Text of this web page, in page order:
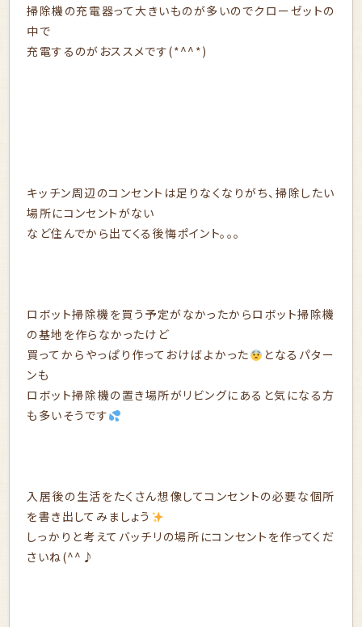
掃除機の充電器って大きいものが多いのでクローゼットの
中で
充電するのがおススメです(*^^*)
キッチン周辺のコンセントは足りなくなりがち、掃除したい
場所にコンセントがない
など住んでから出てくる後悔ポイント。。。
ロボット掃除機を買う予定がなかったからロボット掃除機
の基地を作らなかったけど
買ってからやっぱり作っておけばよかった
となるパター
ンも
ロボット掃除機の置き場所がリビングにあると気になる方
も多いそうです
入居後の生活をたくさん想像してコンセントの必要な個所
を書き出してみましょう
しっかりと考えてバッチリの場所にコンセントを作ってくだ
さいね(^^♪